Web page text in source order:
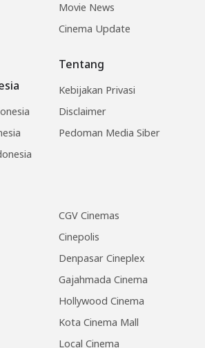
CGV Cinemas
Cinepolis
Denpasar Cineplex
Gajahmada Cinema
Hollywood Cinema
Kota Cinema Mall
Local Cinema
Movie News
Cinema Update
Tentang
Kebijakan Privasi
Disclaimer
Pedoman Media Siber